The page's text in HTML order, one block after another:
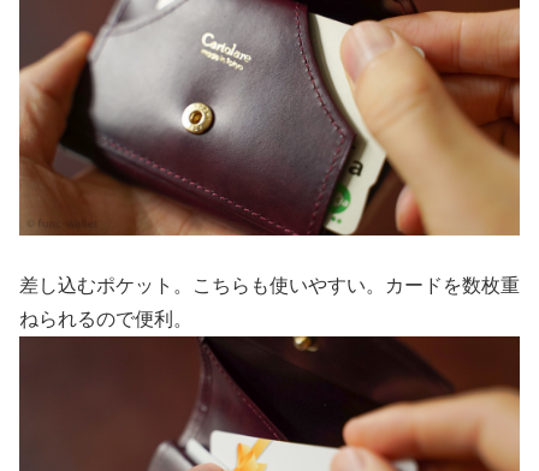
差し込むポケット。こちらも使いやすい。カードを数枚重
ねられるので便利。